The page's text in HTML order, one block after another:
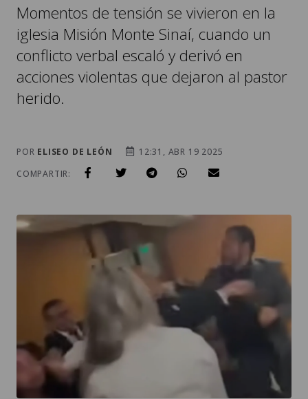
Momentos de tensión se vivieron en la
iglesia Misión Monte Sinaí, cuando un
conflicto verbal escaló y derivó en
acciones violentas que dejaron al pastor
herido.
POR ELISEO DE LEÓN
12:31, ABR 19 2025
COMPARTIR: